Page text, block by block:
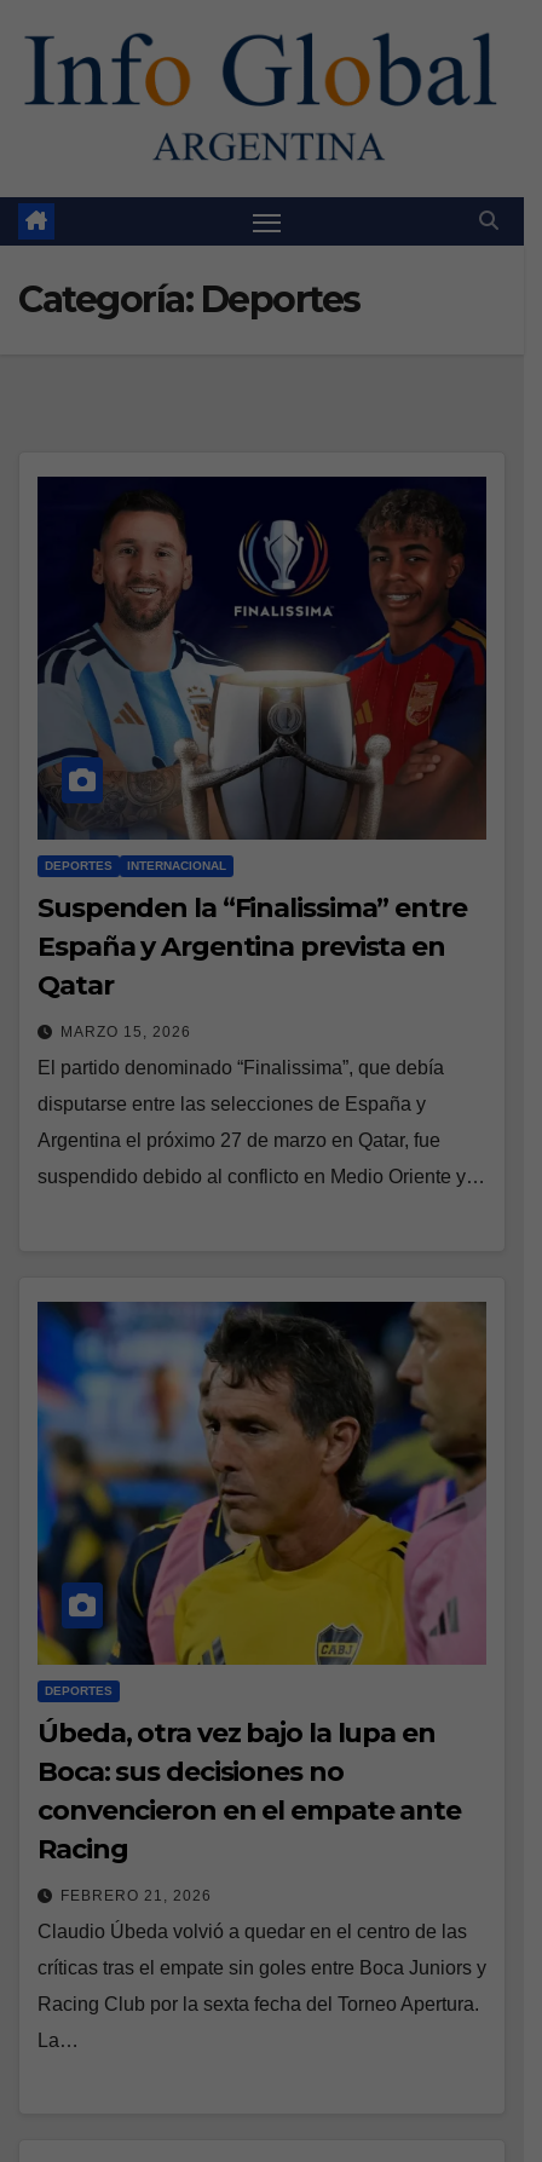
Categoría: Deportes
DEPORTES INTERNACIONAL
Suspenden la “Finalissima” entre
España y Argentina prevista en
Qatar
MARZO 15, 2026
El partido denominado “Finalissima”, que debía
disputarse entre las selecciones de España y
Argentina el próximo 27 de marzo en Qatar, fue
suspendido debido al conflicto en Medio Oriente y…
DEPORTES
Úbeda, otra vez bajo la lupa en
Boca: sus decisiones no
convencieron en el empate ante
Racing
FEBRERO 21, 2026
Claudio Úbeda volvió a quedar en el centro de las
críticas tras el empate sin goles entre Boca Juniors y
Racing Club por la sexta fecha del Torneo Apertura.
La…